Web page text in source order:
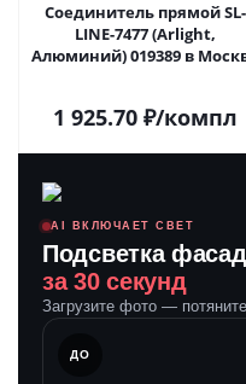
Соединитель прямой SL-
LINE-7477 (Arlight,
Алюминий) 019389 в
1 925.70₽/компл
AI ВКЛЮЧАЕТ СВЕТ
Подсветка
за 30 секунд
Загрузите фото —
ДО